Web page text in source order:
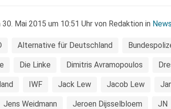
Mai 2015 um 10:51 Uhr von Redaktion in News
Alternative für Deutschland
Die Linke Dimitris Avramopoulos
IWF Jack Lew Jacob Lew
Jens Weidmann Jeroen Dijsselbloem JN